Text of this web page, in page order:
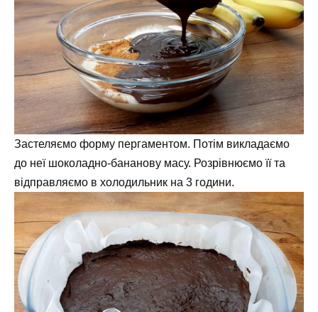
Застеляємо форму пергаментом. Потім викладаємо
до неї шоколадно-бананову масу. Розрівнюємо її та
відправляємо в холодильник на 3 години.